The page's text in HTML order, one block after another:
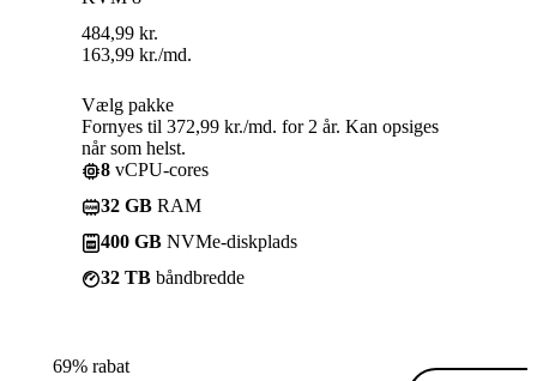
484,99 kr.
163,99 kr./md.
Vælg pakke
Fornyes til 372,99 kr./md. for 2 år. Kan opsiges
når som helst.
8 vCPU-cores
32 GB RAM
400 GB NVMe-diskplads
32 TB båndbredde
69% rabat